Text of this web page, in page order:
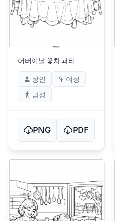
어버이날 꽃차 파티
성인
여성
남성
PNG PDF